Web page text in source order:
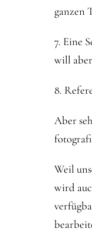
ganzen
7. Eine
will aber
8.
Aber
Weil
wird